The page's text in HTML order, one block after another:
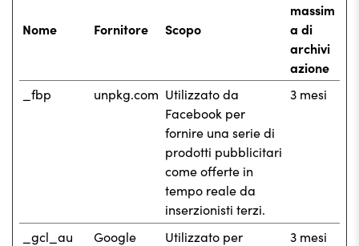
Nome Fornitore Scopo
massim
a di
archivi
azione
_fbp
unpkg.com Utilizzato da
Facebook per
fornire una serie di
prodotti pubblicitari
come offerte in
tempo reale da
inserzionisti terzi.
3 mesi
_gcl_au Google
Utilizzato per
3 mesi